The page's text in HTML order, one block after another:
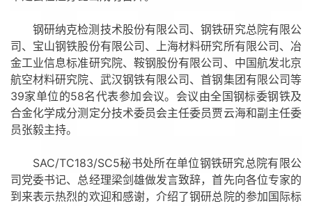
钢研纳克检测技术股份有限公司、钢铁研究总院有限公
司、宝山钢铁股份有限公司、上海材料研究所有限公司、冶
金工业信息标准研究院、鞍钢股份有限公司、中国航发北京
航空材料研究院、武汉钢铁有限公司、首钢集团有限公司等
39家单位的58名代表参加会议。会议由全国钢标委钢铁及
合金化学成分测定分技术委员会主任委员贾云海和副主任委
员张毅主持。
SAC/TC183/SC5秘书处所在单位钢铁研究总院有限公
司党委书记、总经理梁剑雄做发言致辞，首先向各位专家的
到来表示热烈的欢迎和感谢，介绍了钢研总院的参加国际标